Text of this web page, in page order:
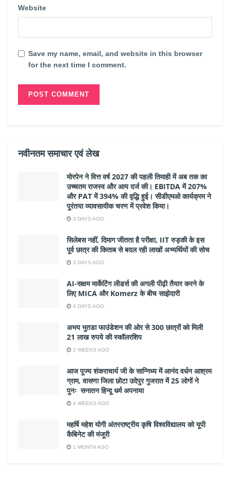
Website
Save my name, email, and website in this browser
for the next time I comment.
नवीनतम समाचार एवं लेख
मोरपेन ने वित्त वर्ष 2027 की पहली तिमाही में अब तक का
उच्चतम राजस्व और आय दर्ज की। EBITDA में 207%
और PAT में 394% की वृद्धि हुई। सीडीएमओ कार्यक्रम ने
पुरंतया व्यावसायीक चरण में प्रवेश किया।
3 DAYS AGO
सिलेबस नहीं, दिमाग जीतता है परीक्षा, IIT रुड़की के इस
पूर्व छात्र की किताब से बदल रही लाखों अभ्यर्थियों की सोच
3 DAYS AGO
AI-सक्षम मार्केटिंग लीडर्स की अगली पीढ़ी तैयार करने के
लिए MICA और Komerz के बीच साझेदारी
4 DAYS AGO
अभय भुतडा फाउंडेशन की ओर से 300 छात्रों को मिली
21 लाख रुपये की स्कॉलरशिप
2 WEEKS AGO
आज पूज्य शंकराचार्य जी के सान्निध्य में आनंद वर्धन आश्रम
ग्राम, वासणा जिला छोटा उदेपुर गुजरात में 25 लोगों ने
पुनः सनातन हिन्दू धर्म अपनाया
4 WEEKS AGO
महर्षि महेश योगी अंतरराष्ट्रीय कृषि विश्वविद्यालय को यूपी
कैबिनेट की मंजूरी
1 MONTH AGO